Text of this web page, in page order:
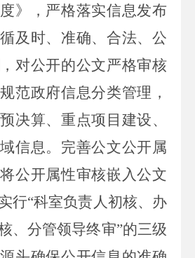
》，严格落实信息发布
及时、准确、合法、公
对公开的公文严格审核
范政府信息分类管理，
决算、重点项目建设、
信息。完善公文公开属
公开属性审核嵌入公文
行“科室负责人初核、办
、分管领导终审”的三级